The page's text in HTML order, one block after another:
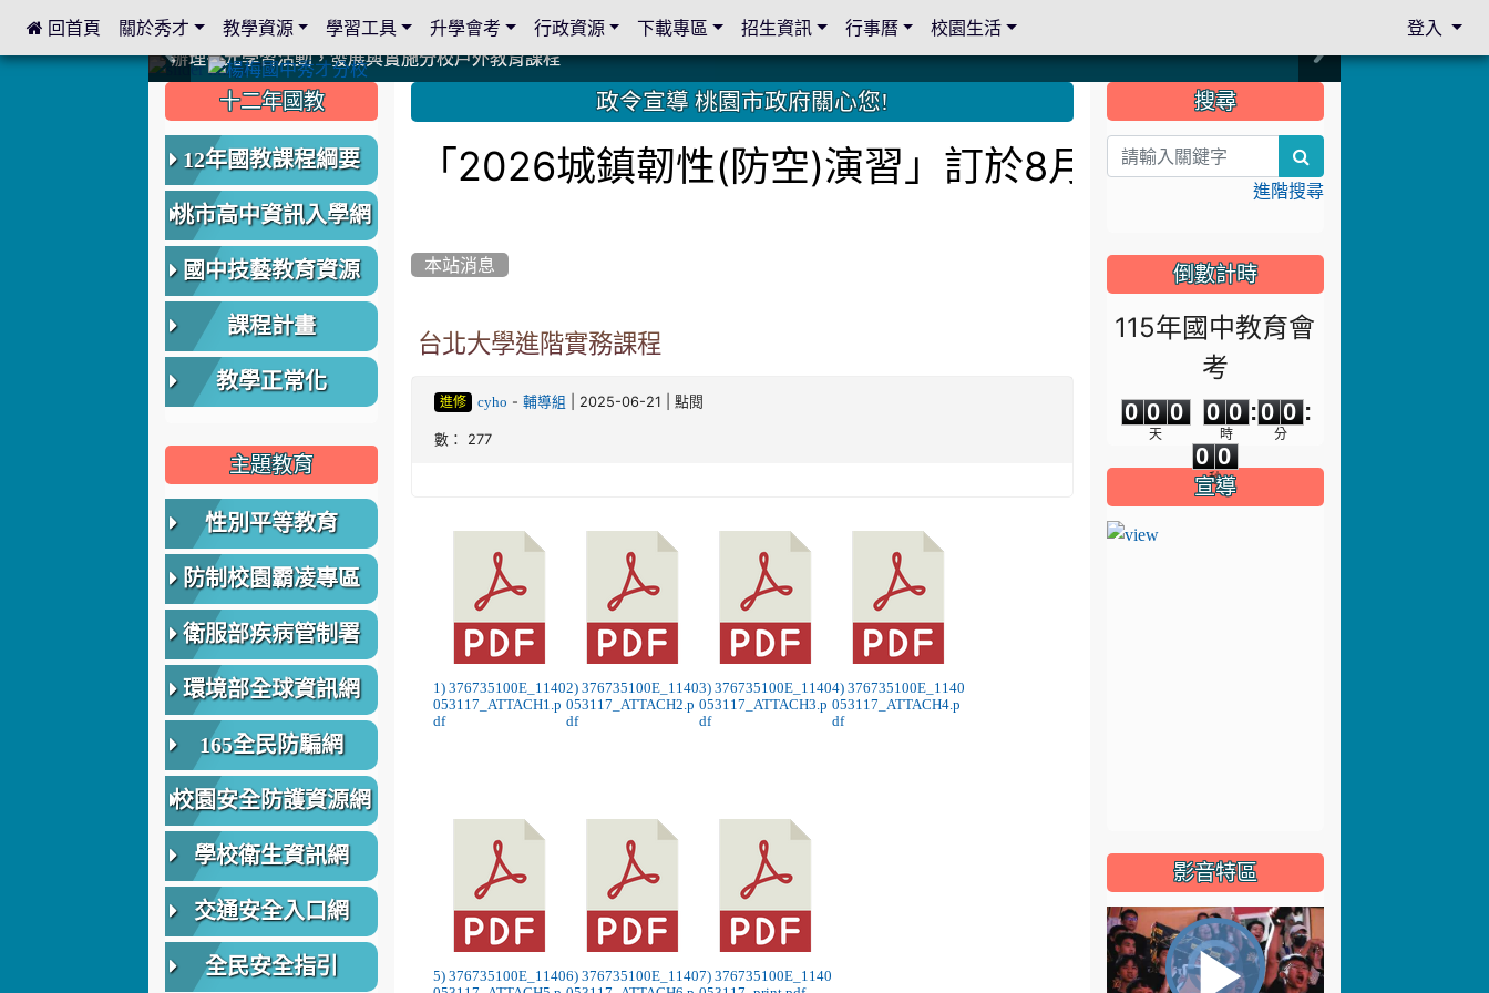
中國信託商業銀行 2023.04.22 愛傳球計畫
中國信託商業銀行 2023.04.22 愛傳球計畫
辦理多元學習活動，發展與實施分校戶外教育課程
辦理多元學習活動，發展與實施分校戶外教育課程
爭取社會資源，傳愛與溫暖：2024.3.19 桃園市家長會與桃園女子美容商業童也工會義剪活動
爭取社會資源，傳愛與溫暖：2024.3.19 桃園市家長會與桃園女子美容商業童也工會義剪活動
112學年度畢業學生與師長合照
112學年度畢業學生與師長合照
辦理多元學習活動，發展與實施分校戶外教育課程
辦理多元學習活動，發展與實施分校戶外教育課程
爭取社會資源，傳愛與溫暖：110.12.22 國際獅子會與本校師生歲末感恩活動
爭取社會資源，傳愛與溫暖：110.12.22 國際獅子會與本校師生歲末感恩活動
爭取社會資源，傳愛與溫暖：110.12.22 國際獅子會贈送本校學生耶誕禮物
爭取社會資源，傳愛與溫暖：110.12.22 國際獅子會贈送本校學生耶誕禮物
112.9.27參觀客家博覽會
112.9.27參觀客家博覽會
2023.12.27 國際獅子會贈送本校學生耶誕禮物
2023.12.27 國際獅子會贈送本校學生耶誕禮物
2023.12.27 國際獅子會贊助本校學生獎助學金
2023.12.27 國際獅子會贊助本校學生獎助學金
2023.12.27 聖誕感恩歌謠競賽；本校師生與國際獅子會獅兄、師姐同樂
2023.12.27 聖誕感恩歌謠競賽；本校師生與國際獅子會獅兄、師姐同樂
建置優質學習空間；合作互惠，建立良善公共關係
建置優質學習空間；合作互惠，建立良善公共關係
::: 政令宣導 桃園市政府關心您!
「2026城鎮韌性(防空)演習」訂於8月13日下午14:30至
本站消息
台北大學進階實務課程
進修 cyho - 輔導組 | 2025-06-21 | 點閱
數： 277
1) 376735100E_1140
053117_ATTACH1.p
df
2) 376735100E_1140
053117_ATTACH2.p
df
3) 376735100E_1140
053117_ATTACH3.p
df
4) 376735100E_1140
053117_ATTACH4.p
df
5) 376735100E_11406) 376735100E_11407) 376735100E_1140
::: 十二年國教
12年國教課程綱要
桃市高中資訊入學網
國中技藝教育資源
課程計畫
教學正常化
主題教育
性別平等教育
防制校園霸凌專區
衛服部疾病管制署
環境部全球資訊網
165全民防騙網
校園安全防護資源網
學校衛生資訊網
交通安全入口網
全民安全指引
::: 搜尋
進階搜尋
倒數計時
115年國中教育會
考
0 0 0
天
0
0 0
時
:0 0
分
:
0
0
0
0
秒
宣導
影音特區
視
::: 回首頁 關於秀才 教學資源 學習工具 升學會考 行政資源 下載專區 招生資訊 行事曆 校園生活 登入